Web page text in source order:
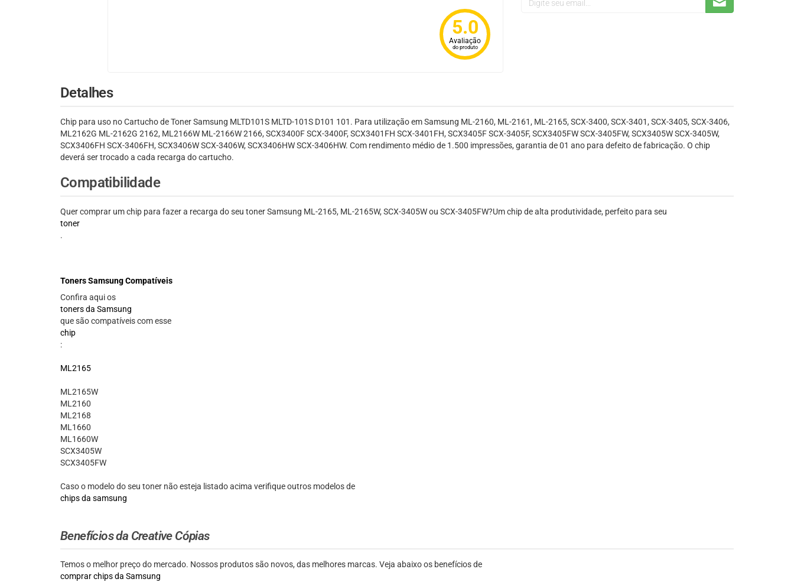
5.0
Avaliação
do produto
Detalhes
Chip para uso no Cartucho de Toner Samsung MLTD101S MLTD-101S D101 101. Para utilização em Samsung ML-2160, ML-2161, ML-2165, SCX-3400, SCX-3401, SCX-3405, SCX-3406,
ML2162G ML-2162G 2162, ML2166W ML-2166W 2166, SCX3400F SCX-3400F, SCX3401FH SCX-3401FH, SCX3405F SCX-3405F, SCX3405FW SCX-3405FW, SCX3405W SCX-3405W,
SCX3406FH SCX-3406FH, SCX3406W SCX-3406W, SCX3406HW SCX-3406HW. Com rendimento médio de 1.500 impressões, garantia de 01 ano para defeito de fabricação. O chip
deverá ser trocado a cada recarga do cartucho.
Compatibilidade
Quer comprar um chip para fazer a recarga do seu toner Samsung ML-2165, ML-2165W, SCX-3405W ou SCX-3405FW?Um chip de alta produtividade, perfeito para seu
toner
.
Toners Samsung Compatíveis
Confira aqui os
toners da Samsung
que são compatíveis com esse
chip
:
ML2165
ML2165W
ML2160
ML2168
ML1660
ML1660W
SCX3405W
SCX3405FW
Caso o modelo do seu toner não esteja listado acima verifique outros modelos de
chips da samsung
Benefícios da Creative Cópias
Temos o melhor preço do mercado. Nossos produtos são novos, das melhores marcas. Veja abaixo os benefícios de
comprar chips da Samsung